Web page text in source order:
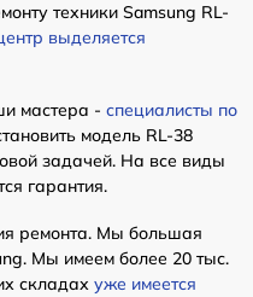
техники Samsung RL-
выделяется
мастера - специалисты по
модель RL-38
задачей. На все виды
гарантия.
ремонта. Мы большая
Мы имеем более 20 тыс.
складах уже имеется